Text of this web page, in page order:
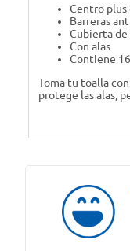
Centro plus
Barreras
Cubierta de
Con alas
Contiene
Toma tu toalla
protege las alas,